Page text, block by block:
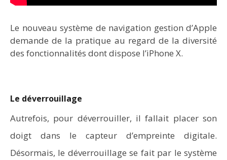
Le nouveau système de navigation gestion d’Apple
demande de la pratique au regard de la diversité
des fonctionnalités dont dispose l’iPhone X.
Le déverrouillage
Autrefois, pour déverrouiller, il fallait placer son
doigt dans le capteur d’empreinte digitale.
Désormais, le déverrouillage se fait par le système